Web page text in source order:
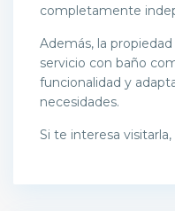
completamente
Además, la
servicio con baño
funcionalidad y
necesidades.
Si te interesa